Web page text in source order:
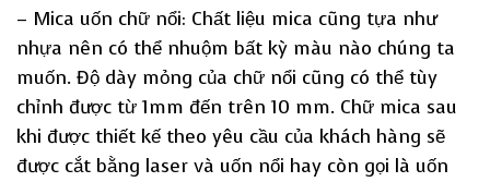
– Mica uốn chữ nổi: Chất liệu mica cũng tựa như
nhựa nên có thể nhuộm bất kỳ màu nào chúng ta
muốn. Độ dày mỏng của chữ nổi cũng có thể tùy
chỉnh được từ 1mm đến trên 10 mm. Chữ mica sau
khi được thiết kế theo yêu cầu của khách hàng sẽ
được cắt bằng laser và uốn nổi hay còn gọi là uốn